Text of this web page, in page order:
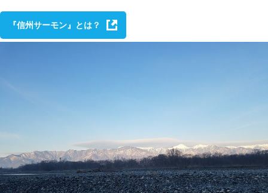
『信州サーモン』とは？